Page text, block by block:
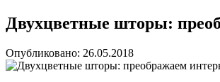
Двухцветные шторы:
Опубликовано: 26.05.2018